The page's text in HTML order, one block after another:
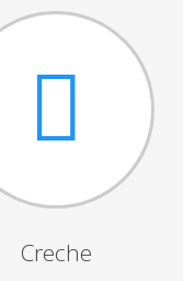
Creche